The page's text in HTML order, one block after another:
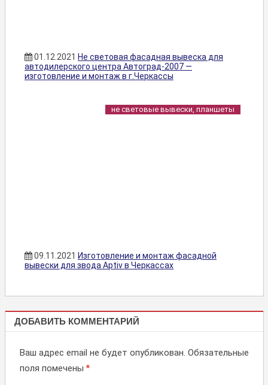
01.12.2021 Не световая фасадная вывеска для
автодилерского центра Автоград-2007 —
изготовление и монтаж в г.Черкассы
не световые вывески, планшеты
09.11.2021 Изготовление и монтаж фасадной
вывески для звода Aptiv в Черкассах
НЕ
СВЕТОВЫЕ
ПЛАНШЕТЫ
ДОБАВИТЬ КОММЕНТАРИЙ
Ваш адрес email не будет опубликован. Обязательные
поля помечены *